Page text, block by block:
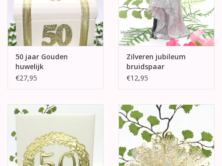
50 jaar Gouden
huwelijk
enveloppendoos
€27,95
Zilveren jubileum
bruidspaar
taarttopper
€12,95